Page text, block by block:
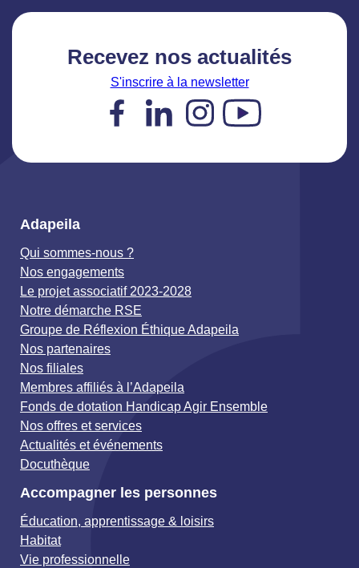
Recevez nos actualités
S'inscrire à la newsletter
Facebook
LinkedIn
Instagram
YouTube
Adapeila
Qui sommes-nous ?
Nos engagements
Le projet associatif 2023-2028
Notre démarche RSE
Groupe de Réflexion Éthique Adapeila
Nos partenaires
Nos filiales
Membres affiliés à l’Adapeila
Fonds de dotation Handicap Agir Ensemble
Nos offres et services
Actualités et événements
Docuthèque
Accompagner les personnes
Éducation, apprentissage & loisirs
Habitat
Vie professionnelle